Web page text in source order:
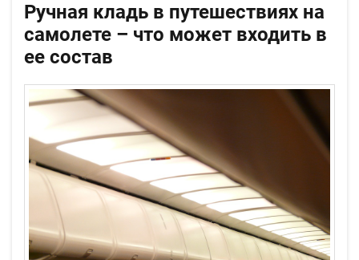
Ручная кладь в путешествиях на
самолете – что может входить в
ее состав